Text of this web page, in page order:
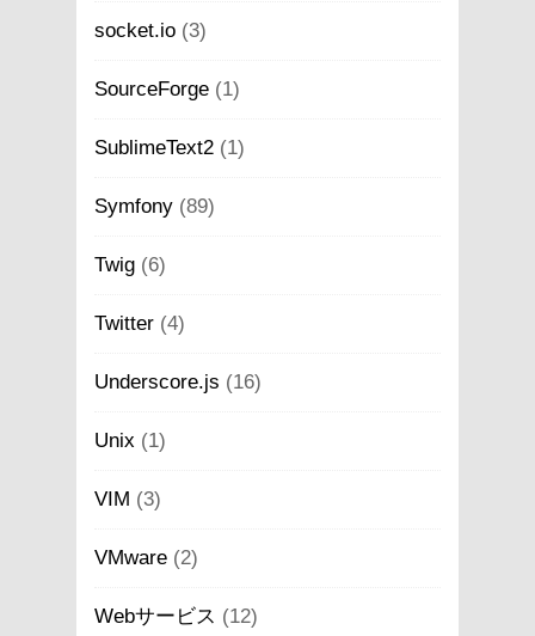
socket.io (3)
SourceForge (1)
SublimeText2 (1)
Symfony (89)
Twig (6)
Twitter (4)
Underscore.js (16)
Unix (1)
VIM (3)
VMware (2)
Webサービス (12)